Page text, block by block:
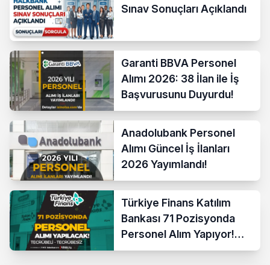
Sınav Sonuçları Açıklandı
Garanti BBVA Personel
Alımı 2026: 38 İlan ile İş
Başvurusunu Duyurdu!
Anadolubank Personel
Alımı Güncel İş İlanları
2026 Yayımlandı!
Türkiye Finans Katılım
Bankası 71 Pozisyonda
Personel Alım Yapıyor!
Tecrübeli Tecrübesiz